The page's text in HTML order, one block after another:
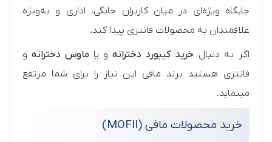
جایگاه ویژه‌ای در میان کاربران خانگی، اداری و به‌ویژه
علاقمندان به محصولات فانتزی پیدا کند.
اگر به دنبال خرید کیبورد دخترانه و یا ماوس دخترانه و
فانتزی هستید برند مافی این نیاز را برای شما مرتفع
مینماید.
خرید محصولات مافی (MOFII)